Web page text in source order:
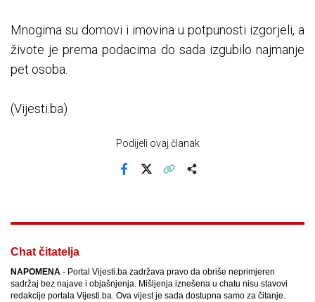
Mnogima su domovi i imovina u potpunosti izgorjeli, a
živote je prema podacima do sada izgubilo najmanje
pet osoba.
(Vijesti.ba)
Podijeli ovaj članak
Chat čitatelja
NAPOMENA - Portal Vijesti.ba zadržava pravo da obriše neprimjeren
sadržaj bez najave i objašnjenja. Mišljenja iznešena u chatu nisu stavovi
redakcije portala Vijesti.ba. Ova vijest je sada dostupna samo za čitanje.